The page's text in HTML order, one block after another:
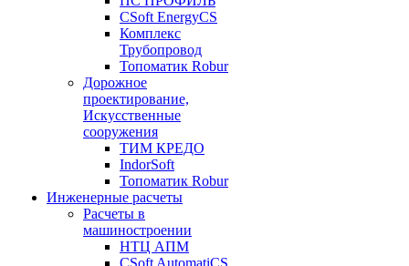
CSoft EnergyCS
Комплекс
Трубопровод
Топоматик Robur
Дорожное
проектирование,
Искусственные
сооружения
ТИМ КРЕДО
IndorSoft
Топоматик Robur
Инженерные расчеты
Расчеты в
машиностроении
НТЦ АПМ
CSoft AutomatiCS